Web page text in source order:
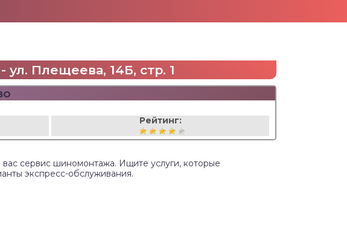
Плещеева, 14Б, стр. 1
Рейтинг:
сервис шиномонтажа. Ищите услуги, которые
экспресс-обслуживания.